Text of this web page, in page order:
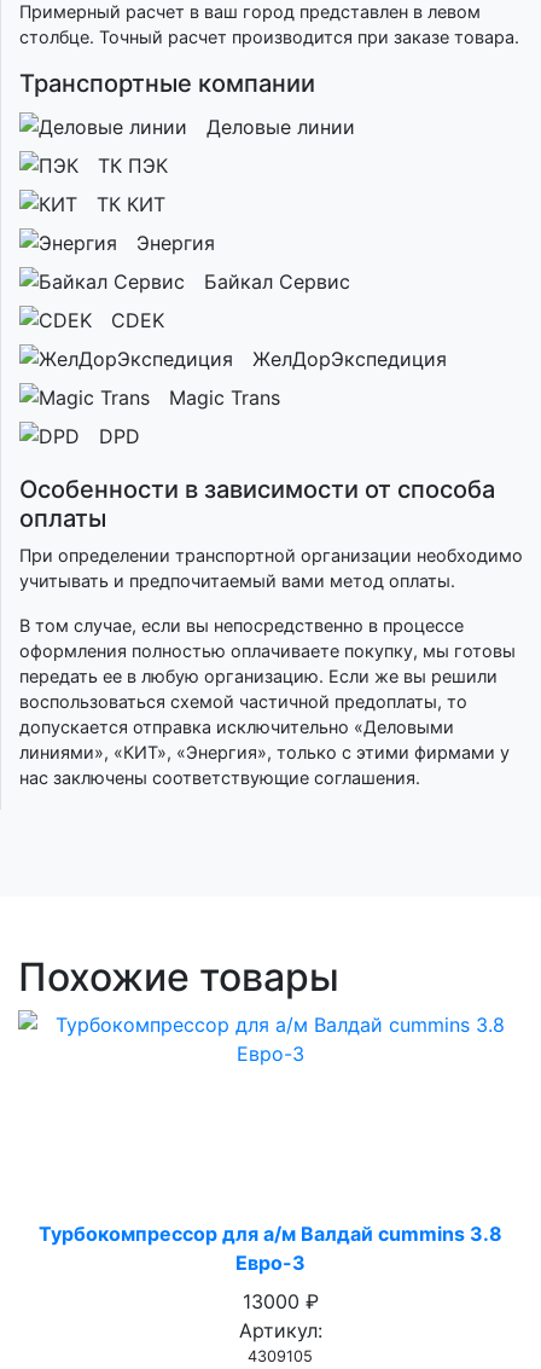
Примерный расчет в ваш город представлен в левом
столбце. Точный расчет производится при заказе товара.
Транспортные компании
Деловые линии
ТК ПЭК
ТК КИТ
Энергия
Байкал Сервис
CDEK
ЖелДорЭкспедиция
Magic Trans
DPD
Особенности в зависимости от способа
оплаты
При определении транспортной организации необходимо
учитывать и предпочитаемый вами метод оплаты.
В том случае, если вы непосредственно в процессе
оформления полностью оплачиваете покупку, мы готовы
передать ее в любую организацию. Если же вы решили
воспользоваться схемой частичной предоплаты, то
допускается отправка исключительно «Деловыми
линиями», «КИТ», «Энергия», только с этими фирмами у
нас заключены соответствующие соглашения.
Похожие товары
Турбокомпрессор для а/м Валдай cummins 3.8
Евро-3
13000 ₽
Артикул:
4309105